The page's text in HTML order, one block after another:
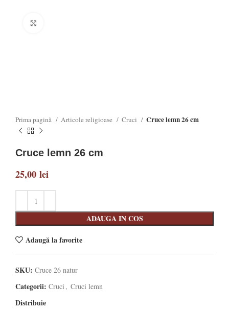
Prima pagină Articole religioase Cruci Cruce lemn 26 cm
Cruce lemn 26 cm
25,00 lei
ADAUGA IN COS
Adaugă la favorite
SKU: Cruce 26 natur
Categorii: Cruci , Cruci lemn
Distribuie